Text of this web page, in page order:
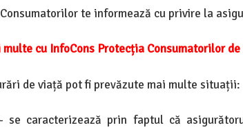
te informează cu privire la
multe cu InfoCons Protecția Consumatorilor
de viață pot fi prevăzute mai multe situații:
se caracterizează prin faptul că